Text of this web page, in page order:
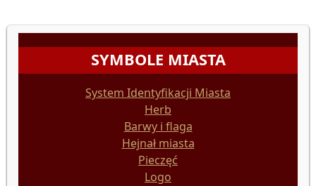
SYMBOLE MIASTA
System Identyfikacji Miasta
Herb
Barwy i flaga
Hejnał miasta
Pieczęć
Logo